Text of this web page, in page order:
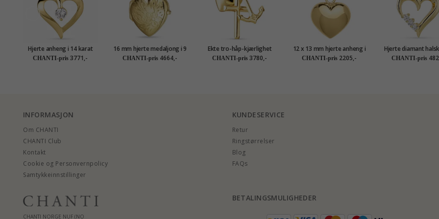
Hjerte anheng i 14 karat
gull - Gold Collection
CHANTI-pris 3771,-
16 mm hjerte medaljong i 9
karat gull
CHANTI-pris 4664,-
Ekte tro-håp-kjærlighet
anheng i 9 karat gull -
Amoré
CHANTI-pris 3780,-
12 x 13 mm hjerte anheng i
8 karat - Amoré
CHANTI-pris 2205,-
Hjerte diamant
forgylt sølv med
karat - Gold
CHANTI-pris
INFORMASJON
Om CHANTI
CHANTI Club
Kontakt
Cookie og Personvernpolicy
Samtykkeinnstillinger
KUNDESERVICE
Retur
Ringstørrelser
Blog
FAQs
CHANTI NORGE NUF (NO
BETALINGSMULIGHEDER